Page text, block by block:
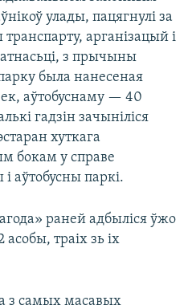
улады, пацягнулі за
арганізацый і
з прычыны
была нанесеная
аўтобуснаму — 40
гадзін зачыніліся
хуткага
бокам у справе
аўтобусны паркі.
раней адбыліся ўжо
асобы, траіх зь іх
з самых масавых